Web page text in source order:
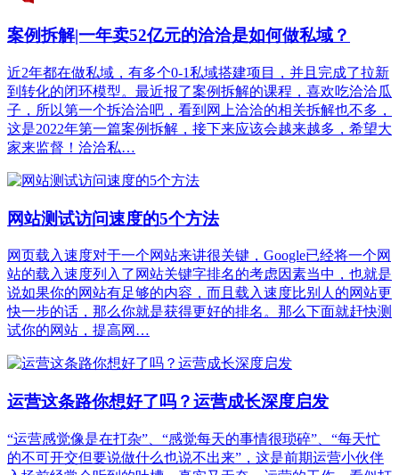
案例拆解|一年卖52亿元的洽洽是如何做私域？
近2年都在做私域，有多个0-1私域搭建项目，并且完成了拉新
到转化的闭环模型。最近报了案例拆解的课程，喜欢吃洽洽瓜
子，所以第一个拆洽洽吧，看到网上洽洽的相关拆解也不多，
这是2022年第一篇案例拆解，接下来应该会越来越多，希望大
家来监督！洽洽私…
网站测试访问速度的5个方法
网页载入速度对于一个网站来讲很关键，Google已经将一个网
站的载入速度列入了网站关键字排名的考虑因素当中，也就是
说如果你的网站有足够的内容，而且载入速度比别人的网站更
快一步的话，那么你就是获得更好的排名。那么下面就赶快测
试你的网站，提高网…
运营这条路你想好了吗？运营成长深度启发
“运营感觉像是在打杂”、“感觉每天的事情很琐碎”、“每天忙
的不可开交但要说做什么也说不出来”，这是前期运营小伙伴